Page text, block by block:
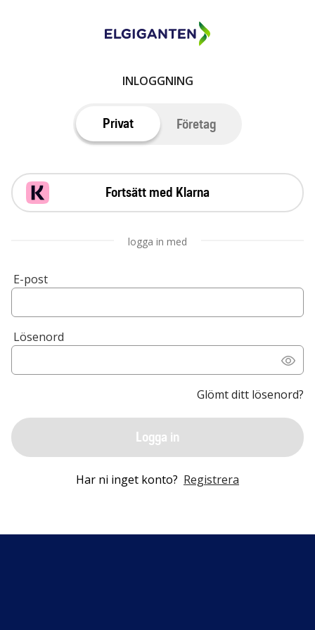
INLOGGNING
Privat Företag
Fortsätt med Klarna
logga in med
E-post
Lösenord
Glömt ditt lösenord?
Logga in
Har ni inget konto? Registrera